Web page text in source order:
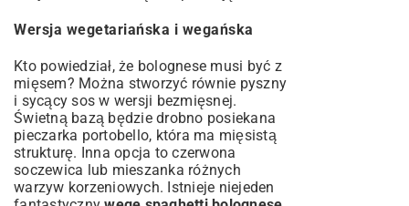
Wersja wegetariańska i wegańska
Kto powiedział, że bolognese musi być z
mięsem? Można stworzyć równie pyszny
i sycący sos w wersji bezmięsnej.
Świetną bazą będzie drobno posiekana
pieczarka portobello, która ma mięsistą
strukturę. Inna opcja to czerwona
soczewica lub mieszanka różnych
warzyw korzeniowych. Istnieje niejeden